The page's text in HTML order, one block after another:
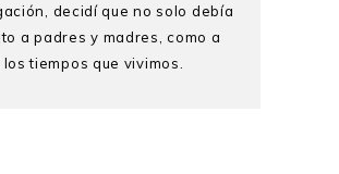
decidí que no solo debía
a padres y madres, como a
tiempos que vivimos.